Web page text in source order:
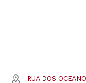
RUA DOS